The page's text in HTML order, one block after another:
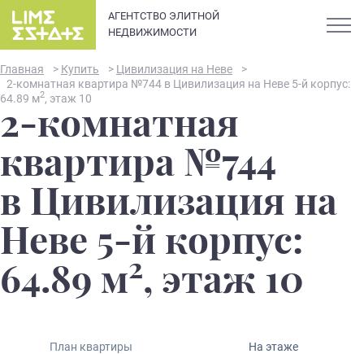
АГЕНТСТВО ЭЛИТНОЙ
НЕДВИЖИМОСТИ
О компании
Элитная недвижимость в
Санкт-Петербурге: каталог
квартир и апартаментов
премиум-класса
Главная > Купить > Цивилизация на Неве
>
2-комнатная квартира №744 в Цивилизация на Неве 5-й корпус:
64.89 м2, этаж 10
2-комнатная
квартира №744
в Цивилизация на
Неве 5-й корпус:
64.89 м2, этаж 10
План квартиры На этаже